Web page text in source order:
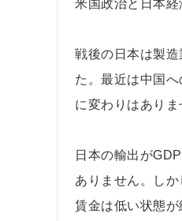
米国政治と日本経
戦後の日本は製
た。最近は中国
に変わりはありま
日本の輸出が
ありません。し
賃金は低い状態